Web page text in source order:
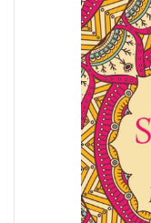
UDŽBENIKE!
POSEBNA